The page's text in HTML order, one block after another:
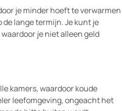
je minder hoeft te verwarmen
lange termijn. Je kunt je
je niet alleen geld
kamers, waardoor koude
leefomgeving, ongeacht het